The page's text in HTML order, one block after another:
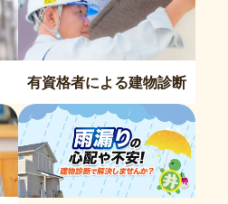
有資格者による建物診断